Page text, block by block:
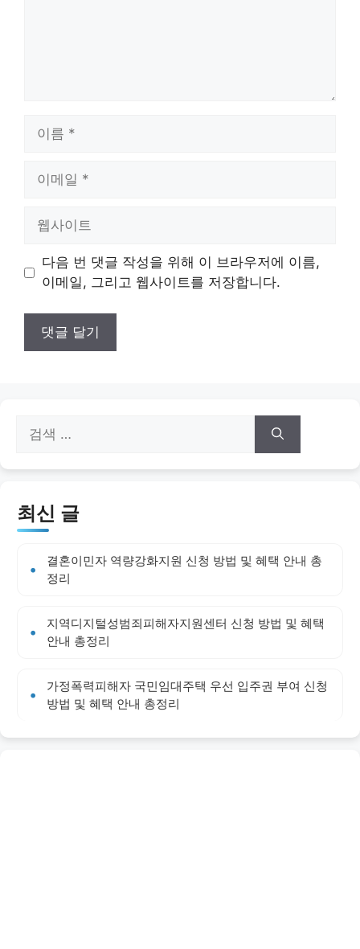
트
다음 번 댓글 작성을 위해 이 브라우저에 이름,
이메일, 그리고 웹사이트를 저장합니다.
색:
최신 글
결혼이민자 역량강화지원 신청 방법 및 혜택 안내 총
정리
지역디지털성범죄피해자지원센터 신청 방법 및 혜택
안내 총정리
가정폭력피해자 국민임대주택 우선 입주권 부여 신청
방법 및 혜택 안내 총정리